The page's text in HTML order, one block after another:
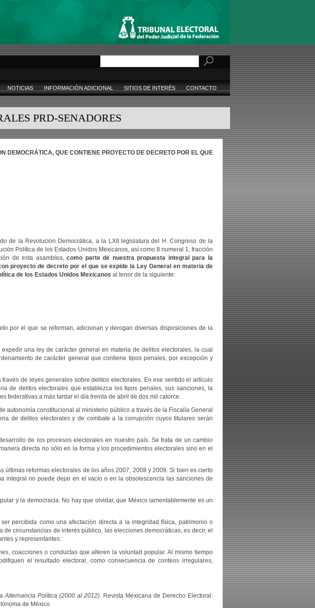
NOTICIAS INFORMACIÓN ADICIONAL SITIOS DE INTERÉS CONTACTO
PRD-SENADORES
DEMOCRÁTICA, QUE CONTIENE PROYECTO DE DECRETO POR EL QUE
de la Revolución Democrática, a la LXII legislatura del H. Congreso de la
Política de los Estados Unidos Mexicanos, así como 8 numeral 1, fracción
de esta asamblea,como parte de nuestra propuesta integral para la
proyecto de decreto por el que se expide la Ley General en materia de
de los Estados Unidos Mexicanos al tenor de la siguiente:
por el que se reforman, adicionan y derogan diversas disposiciones de la
una ley de carácter general en materia de delitos electorales, la cual
de carácter general que contiene tipos penales, por excepción y
de leyes generales sobre delitos electorales. En ese sentido el artículo
de delitos electorales que establezca los tipos penales, sus sanciones, la
federativas a más tardar el día treinta de abril de dos mil catorce.
autonomía constitucional al ministerio público a través de la Fiscalía General
de delitos electorales y de combate a la corrupción cuyos titulares serán
de los procesos electorales en nuestro país. Se trata de un cambio
directa no sólo en la forma y los procedimientos electorales sino en el
reformas electorales de los años 2007, 2008 y 2009. Si bien es cierto
integral no puede dejar en el vacío o en la obsolescencia las sanciones de
y la democracia. No hay que olvidar, que México lamentablemente es un
percibida como una afectación directa a la integridad física, patrimonio o
circunstancias de interés público, las elecciones democráticas, es decir, el
y representantes:
coacciones o conductas que alteren la voluntad popular. Al mismo tiempo
el resultado electoral, como consecuencia de conteos irregulares,
Alternancia Política (2000 al 2012). Revista Mexicana de Derecho Electoral.
de México